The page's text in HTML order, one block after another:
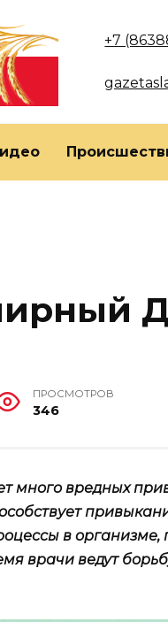
+7
ПРОСМОТРОВ
346
много вредных
в организме,
врачи ведут